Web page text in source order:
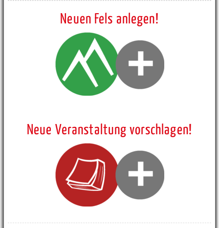
Neuen Fels anlegen!
Neue Veranstaltung vorschlagen!